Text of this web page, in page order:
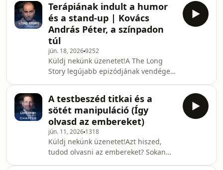
össze a The Long Story legújabb
epizódjából. Vajon tényleg minden jó
poén egy feldolgozatlan fájdalomból
fakad? A videó első részében
körbejárjuk, hogy a humor miként
funkcionálhat terápiás páncélként egy
nehéz gyerekkor után. A beszélgetés
rávilágít arra a pszichol
Terápiának indult a humor
és a stand-up | Kovács
András Péter, a színpadon
túl
jún. 18, 20269252
Küldj nekünk üzenetet!A The Long
Story legújabb epizódjának vendége
Sokan úgy gondolják, hogy a
humoristák élete csupa nevetés és
spontaneitás. Ebben a mély és őszinte
beszélgetésben azonban KAP lerántja
a leplet a színfalak mögötti valóságról.
Megtudhatjuk, mennyi kőkemény
tervezés és mérnöki pontosságú
A testbeszéd titkai és a
sötét manipuláció (Így
olvasd az embereket)
jún. 11, 2026 1318
Küldj nekünk üzenetet!Azt hiszed,
tudod olvasni az embereket? Sokan